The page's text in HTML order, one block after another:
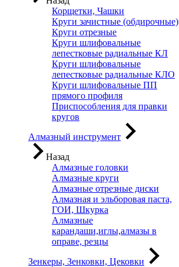
Корщетки, Чашки
Круги зачистные (обдирочные)
Круги отрезные
Круги шлифовальные
лепестковые радиальные КЛ
Круги шлифовальные
лепестковые радиальные КЛО
Круги шлифовальные ПП
прямого профиля
Приспособления для правки
кругов
Алмазный инструмент
Назад
Алмазные головки
Алмазные круги
Алмазные отрезные диски
Алмазная и эльборовая паста,
ГОИ, Шкурка
Алмазные
карандаши,иглы,алмазы в
оправе, резцы
Зенкеры, Зенковки, Цековки